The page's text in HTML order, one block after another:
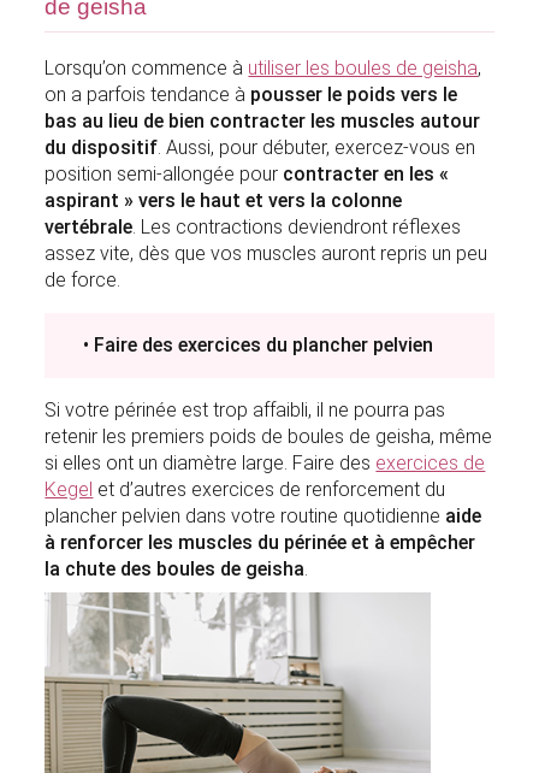
de geisha
Lorsqu’on commence à utiliser les boules de geisha,
on a parfois tendance à pousser le poids vers le
bas au lieu de bien contracter les muscles autour
du dispositif . Aussi, pour débuter, exercez-vous en
position semi-allongée pour contracter en les «
aspirant » vers le haut et vers la colonne
vertébrale . Les contractions deviendront réflexes
assez vite, dès que vos muscles auront repris un peu
de force.
• Faire des exercices du plancher pelvien
Si votre périnée est trop affaibli, il ne pourra pas
retenir les premiers poids de boules de geisha, même
si elles ont un diamètre large. Faire des exercices de
Kegel et d’autres exercices de renforcement du
plancher pelvien dans votre routine quotidienne aide
à renforcer les muscles du périnée et à empêcher
la chute des boules de geisha